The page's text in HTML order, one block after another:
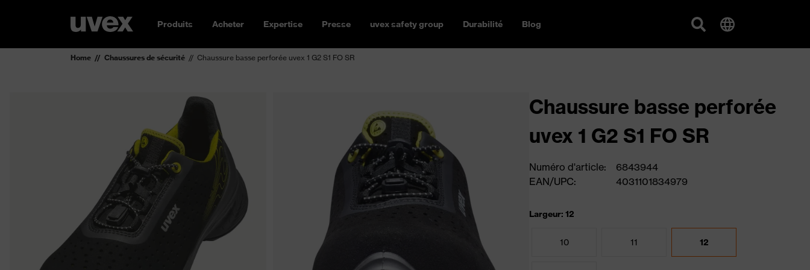
Produits Acheter Expertise Presse uvex safety group Durabilité Blog
Home Chaussures de sécurité Chaussure basse perforée uvex 1 G2 S1 FO SR
Chaussure basse perforée
uvex 1 G2 S1 FO SR
Numéro d'article:
6843944
EAN/UPC:
4031101834979
Largeur: 12
10 11 12